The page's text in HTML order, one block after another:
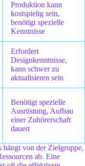
Produktion kann
kostspielig sein,
benötigt spezielle
Kenntnisse
Erfordert
Designkenntnisse,
kann schwer zu
aktualisieren sein
Benötigt spezielle
Ausrüstung, Aufbau
einer Zuhörerschaft
dauert
hängt von der Zielgruppe,
ab. Eine